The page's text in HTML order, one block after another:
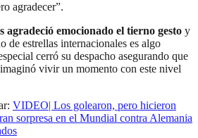
agradecer”.
agradeció emocionado el tierno gesto y
de estrellas internacionales es algo
cerró su despacho asegurando que
vivir un momento con este nivel
VIDEO| Los golearon, pero hicieron
sorpresa en el Mundial contra Alemania